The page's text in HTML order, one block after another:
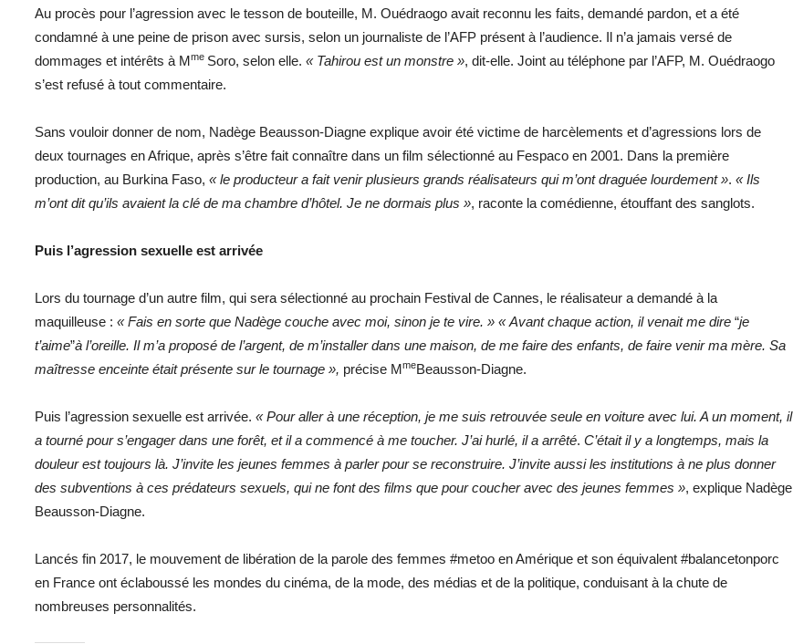
Au procès pour l’agression avec le tesson de bouteille, M. Ouédraogo avait reconnu les faits, demandé pardon, et a été
condamné à une peine de prison avec sursis, selon un journaliste de l’AFP présent à l’audience. Il n’a jamais versé de
dommages et intérêts à Mme Soro, selon elle. « Tahirou est un monstre », dit-elle. Joint au téléphone par l’AFP, M. Ouédraogo
s’est refusé à tout commentaire.
Sans vouloir donner de nom, Nadège Beausson-Diagne explique avoir été victime de harcèlements et d’agressions lors de
deux tournages en Afrique, après s’être fait connaître dans un film sélectionné au Fespaco en 2001. Dans la première
production, au Burkina Faso, « le producteur a fait venir plusieurs grands réalisateurs qui m’ont draguée lourdement ». « Ils
m’ont dit qu’ils avaient la clé de ma chambre d’hôtel. Je ne dormais plus », raconte la comédienne, étouffant des sanglots.
Puis l’agression sexuelle est arrivée
Lors du tournage d’un autre film, qui sera sélectionné au prochain Festival de Cannes, le réalisateur a demandé à la
maquilleuse : « Fais en sorte que Nadège couche avec moi, sinon je te vire. » « Avant chaque action, il venait me dire “je
t’aime”à l’oreille. Il m’a proposé de l’argent, de m’installer dans une maison, de me faire des enfants, de faire venir ma mère. Sa
maîtresse enceinte était présente sur le tournage », précise MmeBeausson-Diagne.
Puis l’agression sexuelle est arrivée. « Pour aller à une réception, je me suis retrouvée seule en voiture avec lui. A un moment, il
a tourné pour s’engager dans une forêt, et il a commencé à me toucher. J’ai hurlé, il a arrêté. C’était il y a longtemps, mais la
douleur est toujours là. J’invite les jeunes femmes à parler pour se reconstruire. J’invite aussi les institutions à ne plus donner
des subventions à ces prédateurs sexuels, qui ne font des films que pour coucher avec des jeunes femmes », explique Nadège
Beausson-Diagne.
Lancés fin 2017, le mouvement de libération de la parole des femmes #metoo en Amérique et son équivalent #balancetonporc
en France ont éclaboussé les mondes du cinéma, de la mode, des médias et de la politique, conduisant à la chute de
nombreuses personnalités.